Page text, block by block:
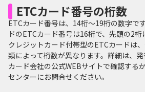
ETCカード番号の桁数
ETCカード番号は、14桁～19桁の数字で
ドのETCカード番号は16桁で、先頭の2桁
クレジットカード付帯型のETCカードは
類によって桁数が異なります。詳細は、
カード会社の公式WEBサイトで確認する
センターにお問合せください。